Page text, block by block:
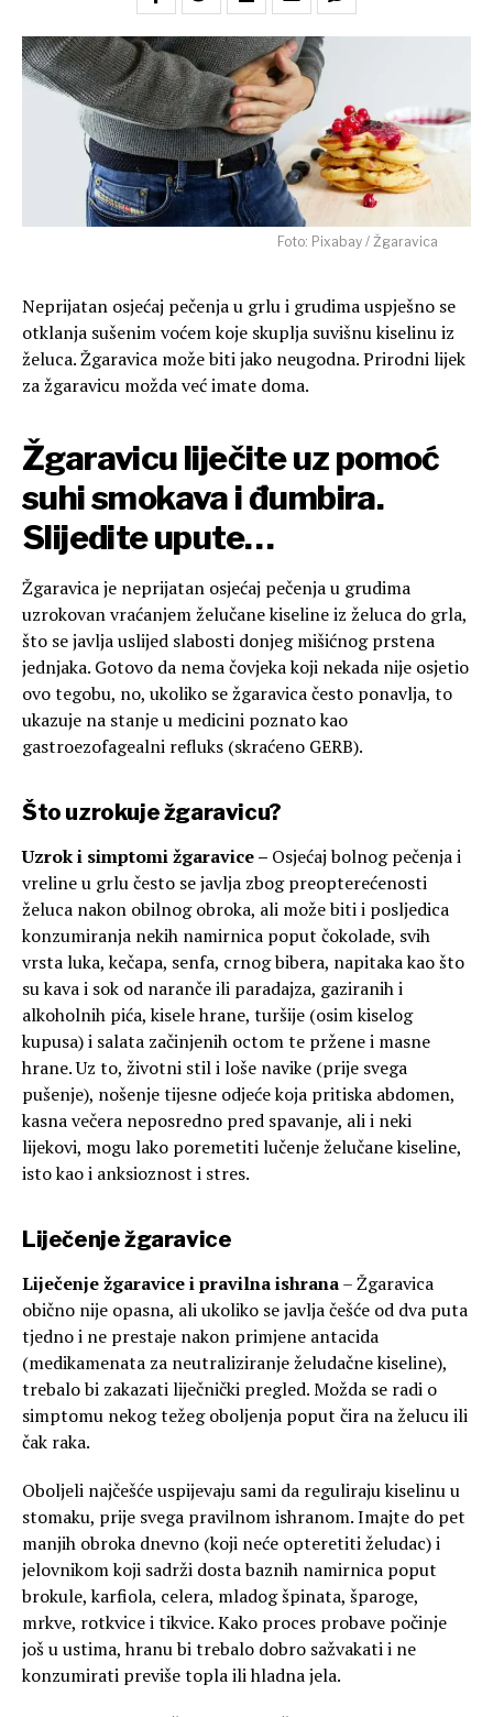
Foto: Pixabay / Žgaravica
Neprijatan osjećaj pečenja u grlu i grudima uspješno se
otklanja sušenim voćem koje skuplja suvišnu kiselinu iz
želuca. Žgaravica može biti jako neugodna. Prirodni lijek
za žgaravicu možda već imate doma.
Žgaravicu liječite uz pomoć
suhi smokava i đumbira.
Slijedite upute…
Žgaravica je neprijatan osjećaj pečenja u grudima
uzrokovan vraćanjem želučane kiseline iz želuca do grla,
što se javlja uslijed slabosti donjeg mišićnog prstena
jednjaka. Gotovo da nema čovjeka koji nekada nije osjetio
ovo tegobu, no, ukoliko se žgaravica često ponavlja, to
ukazuje na stanje u medicini poznato kao
gastroezofagealni refluks (skraćeno GERB).
Što uzrokuje žgaravicu?
Uzrok i simptomi žgaravice – Osjećaj bolnog pečenja i
vreline u grlu često se javlja zbog preopterećenosti
želuca nakon obilnog obroka, ali može biti i posljedica
konzumiranja nekih namirnica poput čokolade, svih
vrsta luka, kečapa, senfa, crnog bibera, napitaka kao što
su kava i sok od naranče ili paradajza, gaziranih i
alkoholnih pića, kisele hrane, turšije (osim kiselog
kupusa) i salata začinjenih octom te pržene i masne
hrane. Uz to, životni stil i loše navike (prije svega
pušenje), nošenje tijesne odjeće koja pritiska abdomen,
kasna večera neposredno pred spavanje, ali i neki
lijekovi, mogu lako poremetiti lučenje želučane kiseline,
isto kao i anksioznost i stres.
Liječenje žgaravice
Liječenje žgaravice i pravilna ishrana– Žgaravica
obično nije opasna, ali ukoliko se javlja češće od dva puta
tjedno i ne prestaje nakon primjene antacida
(medikamenata za neutraliziranje želudačne kiseline),
trebalo bi zakazati liječnički pregled. Možda se radi o
simptomu nekog težeg oboljenja poput čira na želucu ili
čak raka.
Oboljeli najčešće uspijevaju sami da reguliraju kiselinu u
stomaku, prije svega pravilnom ishranom. Imajte do pet
manjih obroka dnevno (koji neće opteretiti želudac) i
jelovnikom koji sadrži dosta baznih namirnica poput
brokule, karfiola, celera, mladog špinata, šparoge,
mrkve, rotkvice i tikvice. Kako proces probave počinje
još u ustima, hranu bi trebalo dobro sažvakati i ne
konzumirati previše topla ili hladna jela.